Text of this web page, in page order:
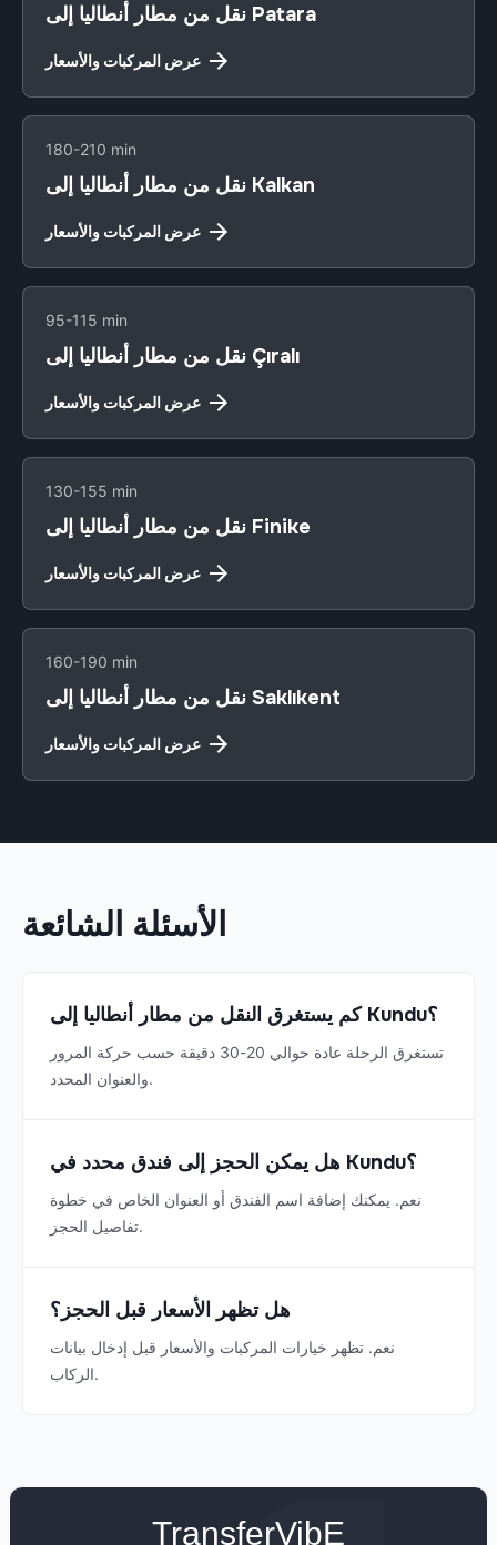
نقل من مطار أنطاليا إلى Patara
عرض المركبات والأسعار
180-210 min
نقل من مطار أنطاليا إلى Kalkan
عرض المركبات والأسعار
95-115 min
نقل من مطار أنطاليا إلى Çıralı
عرض المركبات والأسعار
130-155 min
نقل من مطار أنطاليا إلى Finike
عرض المركبات والأسعار
160-190 min
نقل من مطار أنطاليا إلى Saklıkent
عرض المركبات والأسعار
الأسئلة الشائعة
كم يستغرق النقل من مطار أنطاليا إلى Kundu؟
تستغرق الرحلة عادة حوالي 20-30 دقيقة حسب حركة المرور
والعنوان المحدد.
هل يمكن الحجز إلى فندق محدد في Kundu؟
نعم. يمكنك إضافة اسم الفندق أو العنوان الخاص في خطوة
تفاصيل الحجز.
هل تظهر الأسعار قبل الحجز؟
نعم. تظهر خيارات المركبات والأسعار قبل إدخال بيانات
الركاب.
TransferVibE